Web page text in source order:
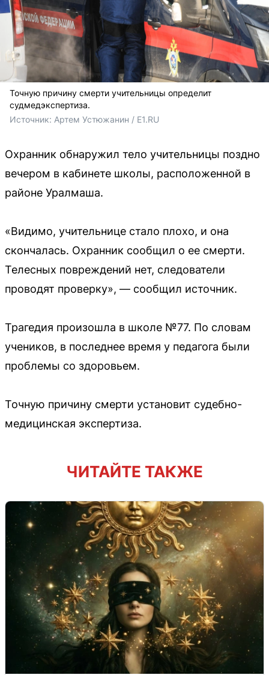
Точную причину смерти учительницы определит
судмедэкспертиза.
Источник: Артем Устюжанин / E1.RU
Охранник обнаружил тело учительницы поздно
вечером в кабинете школы, расположенной в
районе Уралмаша.
«Видимо, учительнице стало плохо, и она
скончалась. Охранник сообщил о ее смерти.
Телесных повреждений нет, следователи
проводят проверку», — сообщил источник.
Трагедия произошла в школе №77. По словам
учеников, в последнее время у педагога были
проблемы со здоровьем.
Точную причину смерти установит судебно-
медицинская экспертиза.
ЧИТАЙТЕ ТАКЖЕ